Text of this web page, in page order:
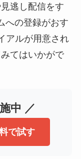
逃し配信をす
への登録がおす
アルが用意され
てはいかがで
中 ／
で試す